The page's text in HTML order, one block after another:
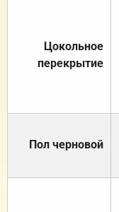
Цокольное
перекрытие
Пол черновой